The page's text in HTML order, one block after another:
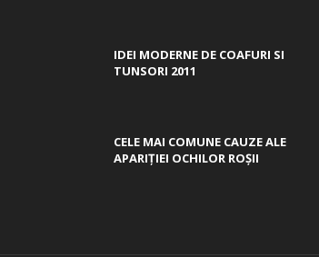
IDEI MODERNE DE COAFURI SI
TUNSORI 2011
CELE MAI COMUNE CAUZE ALE
APARIȚIEI OCHILOR ROȘII